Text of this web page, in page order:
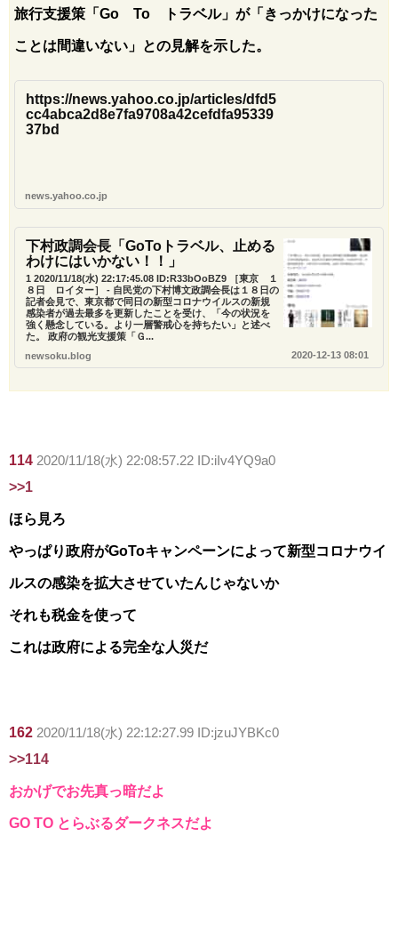
旅行支援策「Go To トラベル」が「きっかけになった
ことは間違いない」との見解を示した。
https://news.yahoo.co.jp/articles/dfd5
cc4abca2d8e7fa9708a42cefdfa95339
37bd
news.yahoo.co.jp
下村政調会長「GoToトラベル、止める
わけにはいかない！！」
1 2020/11/18(水) 22:17:45.08 ID:R33bOoBZ9 ［東京 １
８日 ロイター］ - 自民党の下村博文政調会長は１８日の
記者会見で、東京都で同日の新型コロナウイルスの新規
感染者が過去最多を更新したことを受け、「今の状況を
強く懸念している。より一層警戒心を持ちたい」と述べ
た。 政府の観光支援策「Ｇ...
newsoku.blog
2020-12-13 08:01
114 2020/11/18(水) 22:08:57.22 ID:iIv4YQ9a0
>>1
ほら見ろ
やっぱり政府がGoToキャンペーンによって新型コロナウイ
ルスの感染を拡大させていたんじゃないか
それも税金を使って
これは政府による完全な人災だ
162 2020/11/18(水) 22:12:27.99 ID:jzuJYBKc0
>>114
おかげでお先真っ暗だよ
GO TO とらぶるダークネスだよ